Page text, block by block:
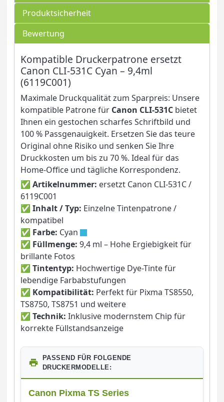
Produktsicherheit
Bewertung
Kompatible Druckerpatrone ersetzt
Canon CLI-531C Cyan – 9,4ml
(6119C001)
Maximale Druckqualität zum Sparpreis: Unsere
kompatible Patrone für Canon CLI-531Cbietet
Ihnen ein gestochen scharfes Schriftbild und
100 % Passgenauigkeit. Ersetzen Sie das teure
Original ohne Risiko und senken Sie Ihre
Druckkosten um bis zu 70 %. Ideal für das
Home-Office und tägliche Korrespondenz.
✅ Artikelnummer: ersetzt Canon CLI-531C /
6119C001
✅ Inhalt / Typ: Einzelne Tintenpatrone /
kompatibel
✅ Farbe: Cyan
✅ Füllmenge: 9,4 ml – Hohe Ergiebigkeit für
brillante Fotos
✅ Tintentyp: Hochwertige Dye-Tinte für
lebendige Farbabstufungen
✅ Kompatibilität: Perfekt für Pixma TS8550,
TS8750, TS8751 und weitere
✅ Technik: Inklusive modernstem Chip für
korrekte Füllstandsanzeige
PASSEND FÜR FOLGENDE
DRUCKERMODELLE:
Canon Pixma TS Series